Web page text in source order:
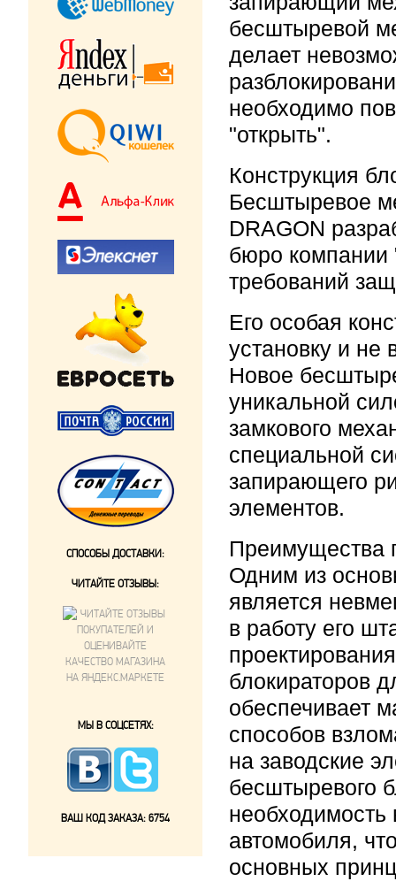
бесштыревой
делает
необходимо
"открыть".
Конструкция
Бесштыревое
DRAGON
бюро
требований
Его особая
установку и не
Новое
уникальной
замкового
специальной
запирающего
элементов.
Преимущества
Одним из
является
в работу его
блокираторов
обеспечивает
способов
на заводские
бесштыревого
необходимость
автомобиля,
основных
СПОСОБЫ ДОСТАВКИ:
ЧИТАЙТЕ ОТЗЫВЫ:
МЫ В СОЦСЕТЯХ:
ВАШ КОД ЗАКАЗА: 6754